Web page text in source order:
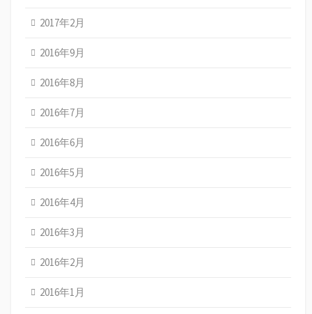
2017年2月
2016年9月
2016年8月
2016年7月
2016年6月
2016年5月
2016年4月
2016年3月
2016年2月
2016年1月